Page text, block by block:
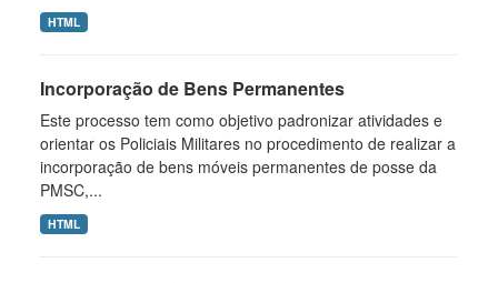
HTML
Incorporação de Bens Permanentes
Este processo tem como objetivo padronizar atividades e
orientar os Policiais Militares no procedimento de realizar a
incorporação de bens móveis permanentes de posse da
PMSC,...
HTML